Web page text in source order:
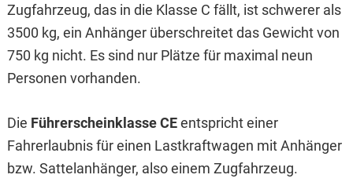
Zugfahrzeug, das in die Klasse C fällt, ist schwerer als
3500 kg, ein Anhänger überschreitet das Gewicht von
750 kg nicht. Es sind nur Plätze für maximal neun
Personen vorhanden.
Die Führerscheinklasse CEentspricht einer
Fahrerlaubnis für einen Lastkraftwagen mit Anhänger
bzw. Sattelanhänger, also einem Zugfahrzeug.